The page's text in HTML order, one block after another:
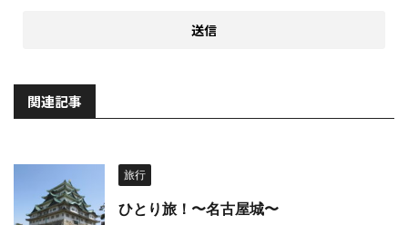
関連記事
旅行
ひとり旅！〜名古屋城〜